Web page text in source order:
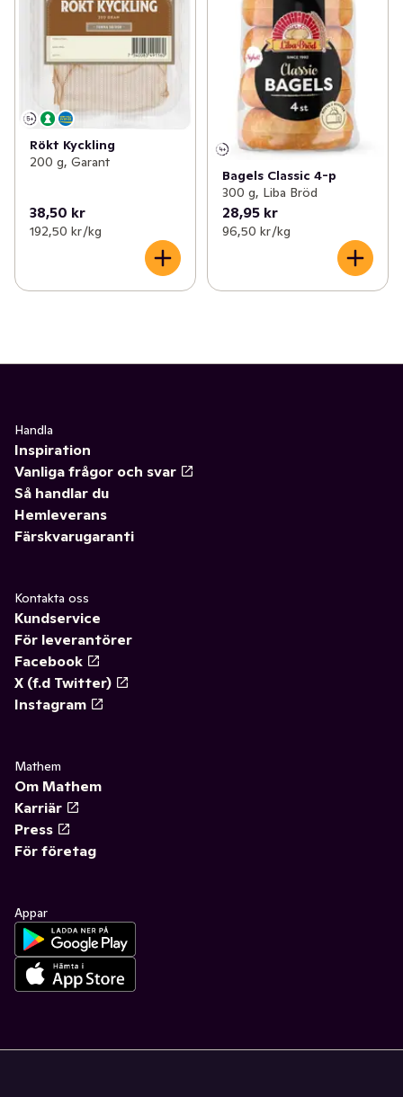
Rökt Kyckling
200 g, Garant
38,50 kr
192,50 kr /kg
Bagels Classic 4-p
300 g, Liba Bröd
28,95 kr
96,50 kr /kg
Handla
Inspiration
Vanliga frågor och svar
Så handlar du
Hemleverans
Färskvarugaranti
Kontakta oss
Kundservice
För leverantörer
Facebook
X (f.d Twitter)
Instagram
Mathem
Om Mathem
Karriär
Press
För företag
Appar